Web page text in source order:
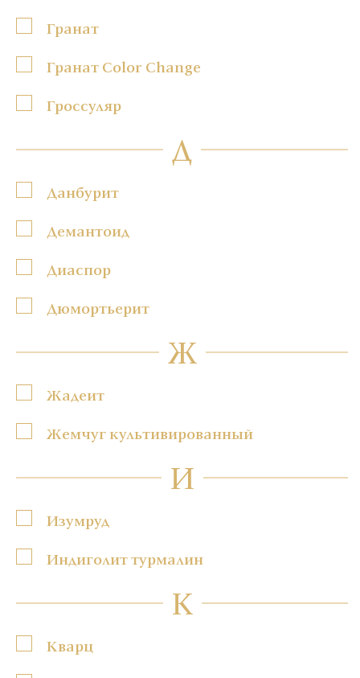
Гранат
Гранат Color Change
Гроссуляр
Д
Данбурит
Демантоид
Диаспор
Дюмортьерит
Ж
Жадеит
Жемчуг культивированный
И
Изумруд
Индиголит турмалин
К
Кварц